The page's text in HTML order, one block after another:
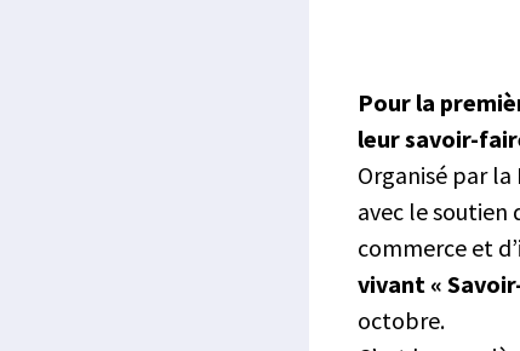
Pour la
leur savoir-
Organisé par
avec le soutien
commerce et
vivant «
octobre.